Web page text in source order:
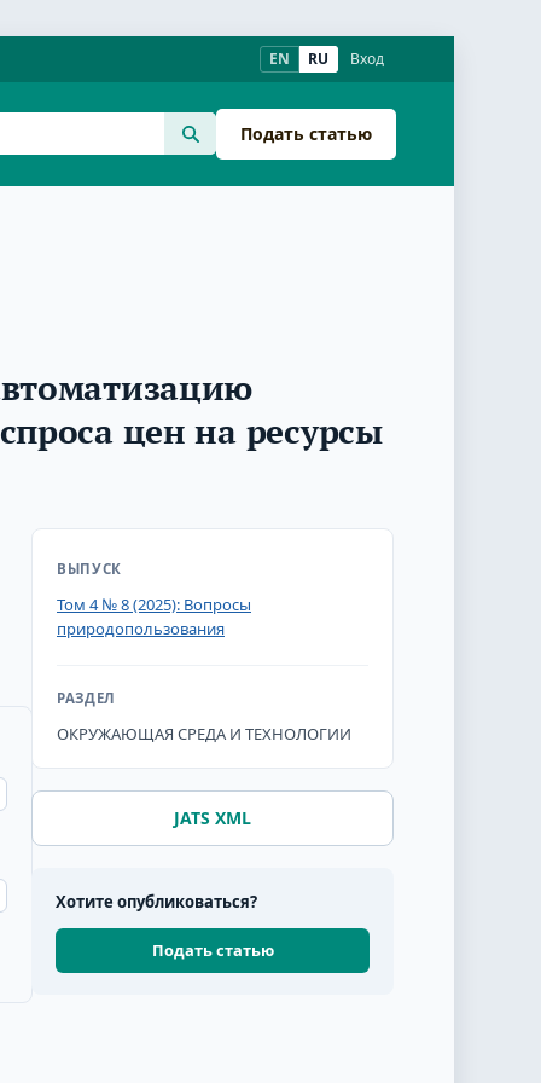
EN RU Вход
Подать статью
цен на ресурсы
ВЫПУСК
Том 4 № 8 (2025): Вопросы
природопользования
РАЗДЕЛ
ОКРУЖАЮЩАЯ СРЕДА И ТЕХНОЛОГИИ
JATS XML
Хотите опубликоваться?
Подать статью